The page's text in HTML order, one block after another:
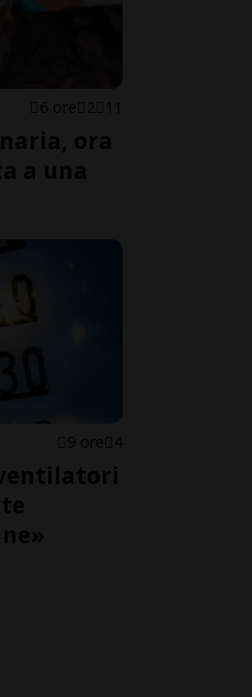
6 ore 2 11
ora
a una
9 ore 4